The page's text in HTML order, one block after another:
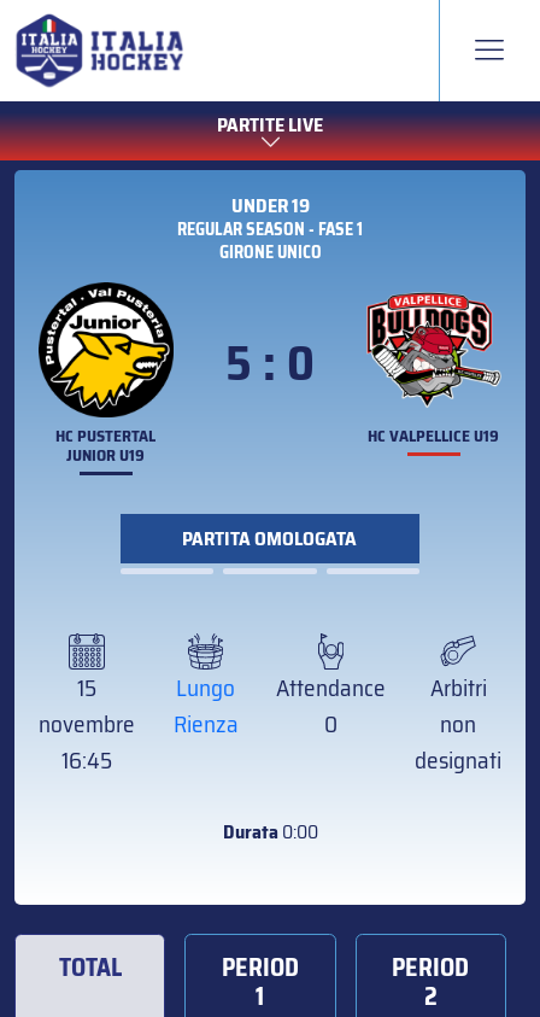
PARTITE LIVE
UNDER 19
REGULAR SEASON - FASE 1
GIRONE UNICO
HC PUSTERTAL
JUNIOR U19
5 : 0
HC VALPELLICE U19
PARTITA OMOLOGATA
15
novembre
16:45
Lungo
Rienza
Attendance
0
Arbitri
non
designati
Durata0:00
TOTAL PERIOD
1
PERIOD
2